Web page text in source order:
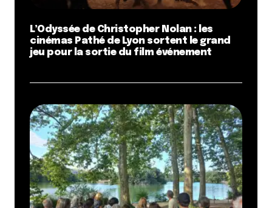
L’Odyssée de Christopher Nolan : les
cinémas Pathé de Lyon sortent le grand
jeu pour la sortie du film événement